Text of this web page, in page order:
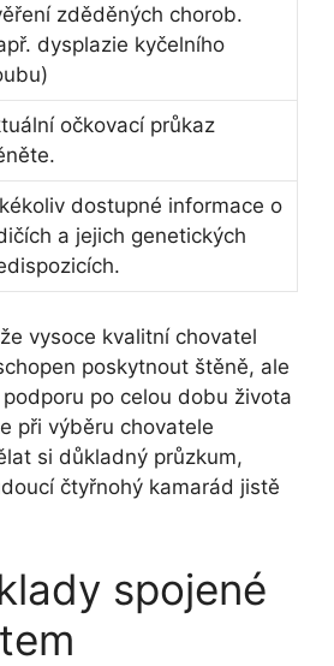
zděděných chorob.
dysplazie kyčelního
očkovací průkaz
dostupné informace o
a jejich genetických
vysoce kvalitní chovatel
poskytnout štěně, ale
po celou dobu života
při výběru chovatele
si důkladný průzkum,
čtyřnohý kamarád jistě
spojené